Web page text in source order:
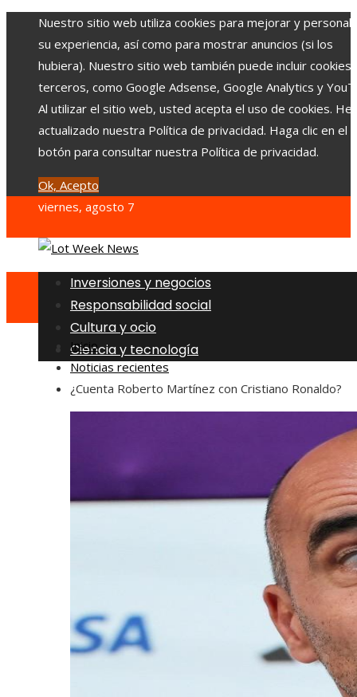
Nuestro sitio web utiliza cookies para mejorar y
su experiencia, así como para mostrar anuncios (si los
hubiera). Nuestro sitio web también puede incluir cookies
terceros, como Google Adsense, Google Analytics y
Al utilizar el sitio web, usted acepta el uso de cookies.
actualizado nuestra Política de privacidad. Haga clic en el
botón para consultar nuestra Política de privacidad.
Ok, Acepto
viernes, agosto 7
Inversiones y negocios
Responsabilidad social
Cultura y ocio
Ciencia y tecnología
Inicio
Noticias recientes
¿Cuenta Roberto Martínez con Cristiano Ronaldo?